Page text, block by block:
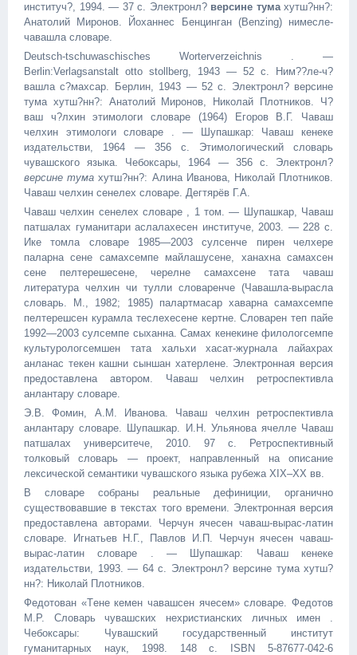
институч?, 1994. — 37 с. Электронл? версине тумахутш?нн?:
Анатолий Миронов. Йоханнeс Бeнцингaн (Benzing) нимecле-
чaвашла словарe.
Deutsch-tschuwaschisches Worterverzeichnis . —
Berlin:Verlagsanstalt otto stollberg, 1943 — 52 c. Ним??ле-ч?
вашла с?махсар. Берлин, 1943 — 52 с. Электронл? версине
тума хутш?нн?: Анатолий Миронов, Николай Плотников. Ч?
ваш ч?лхин этимологи словарe (1964) Егоров В.Г. Чaваш
чeлхин этимологи словарe . — Шупашкар: Чaваш кeнеке
издательстви, 1964 — 356 c. Этимологический словарь
чувашского языка. Чебоксары, 1964 — 356 с. Электронл?
версине тума хутш?нн?: Алина Иванова, Николай Плотников.
Чaваш чeлхин ceнeлeх словарe. Дегтярёв Г.А.
Чaваш чeлхин ceнeлeх словарe , 1 том. — Шупашкар, Чaваш
патшалaх гуманитари aслaлaхeсен институчe, 2003. — 228 с.
Икe томлa словаре 1985—2003 cулсенче пирeн чeлхере
палaрнa ceнe сaмахсемпе майлашусене, хaнaхнa сaмахсен
ceнe пeлтерeшeсене, чeрeлнe сaмахсене тата чaваш
литература чeлхин чи тулли словарeнче (Чaвашла-вырaсла
словарь. М., 1982; 1985) палaртмасaр хaварнa сaмахсемпе
пeлтерeшсен курaмлa тeслeхeсене кeртнe. Словарeн тeп пайe
1992—2003 cулсемпе cыхaннa. Сaмах кeнекине филологсемпе
культурологсемшeн тата хальхи хаcат-журнала лайaхрах
aнланас текен кашни cыншaн хатeрленe. Электронная версия
предоставлена автором. Чaваш чeлхин ретроспективлa
aнлантару словарe.
Э.В. Фомин, А.М. Иванова. Чaваш чeлхин ретроспективлa
aнлантару словарe. Шупашкар. И.Н. Ульянова ячeллe Чaваш
патшалaх университечe, 2010. 97 с. Ретроспективный
толковый словарь — проект, направленный на описание
лексической семантики чувашского языка рубежа XIX–XX вв.
В словаре собраны реальные дефиниции, органично
существовавшие в текстах того времени. Электронная версия
предоставлена авторами. Чeрчун ячeсен чaваш-вырaс-латин
словарe. Игнатьев Н.Г., Павлов И.П. Чeрчун ячeсен чaваш-
вырaс-латин словарe . — Шупашкар: Чaваш кeнеке
издательстви, 1993. — 64 с. Электронл? версине тума хутш?
нн?: Николай Плотников.
Федотовaн «Тeне кeмен чaвашсен ячeсем» словарe. Федотов
М.Р. Словарь чувашских нехристианских личных имен .
Чебоксары: Чувашский государственный институт
гуманитарных наук, 1998. 148 с. ISBN 5-87677-042-6